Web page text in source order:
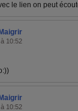
le lien on peut
10:52
10:52